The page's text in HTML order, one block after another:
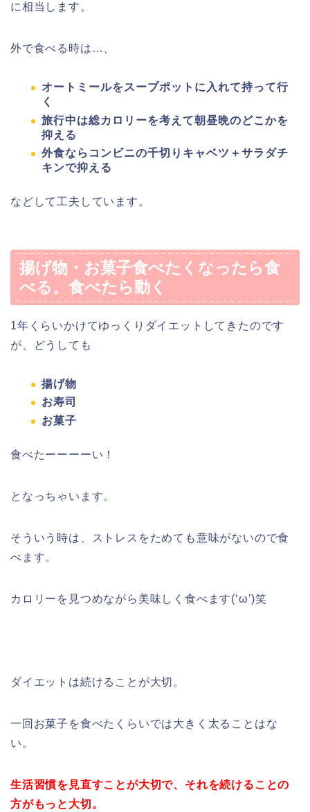
に相当します。
外で食べる時は…、
オートミールをスープポットに入れて持って行
く
旅行中は総カロリーを考えて朝昼晩のどこかを
抑える
外食ならコンビニの千切りキャベツ＋サラダチ
キンで抑える
などして工夫しています。
揚げ物・お菓子食べたくなったら食
べる。食べたら動く
1年くらいかけてゆっくりダイエットしてきたのです
が、どうしても
揚げ物
お寿司
お菓子
食べたーーーーい！
となっちゃいます。
そういう時は、ストレスをためても意味がないので食
べます。
カロリーを見つめながら美味しく食べます(‘ω’)笑
ダイエットは続けることが大切。
一回お菓子を食べたくらいでは大きく太ることはな
い。
生活習慣を見直すことが大切で、それを続けることの
方がもっと大切。